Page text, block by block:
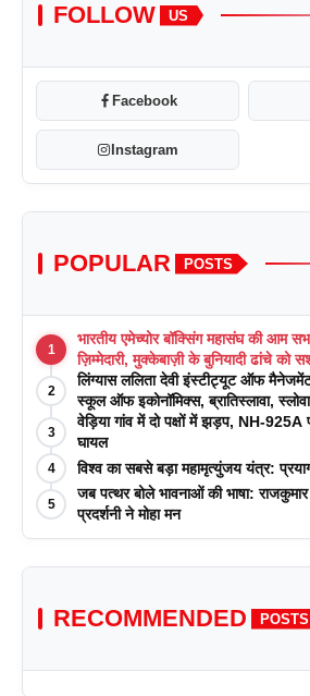
FOLLOW US
Facebook
Instagram
POPULAR POSTS
1
भारतीय एमेच्योर बॉक्सिंग महासंघ की आम
ज़िम्मेदारी, मुक्केबाज़ी के बुनियादी ढांचे को
2
लिंग्यास ललिता देवी इंस्टीट्यूट ऑफ
स्कूल ऑफ इकोनॉमिक्स, ब्रातिस्लावा,
पत्रिकाओं में प्रकाशन रणनीतियों पर एक
आयोजन किया
3
वेड़िया गांव में दो पक्षों में झड़प, NH-925A
घायल
4 विश्व का सबसे बड़ा महामृत्युंजय यंत्र:
5
जब पत्थर बोले भावनाओं की भाषा:
प्रदर्शनी ने मोहा मन
RECOMMENDED POSTS